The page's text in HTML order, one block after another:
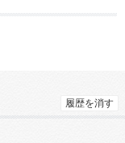
履歴を消す